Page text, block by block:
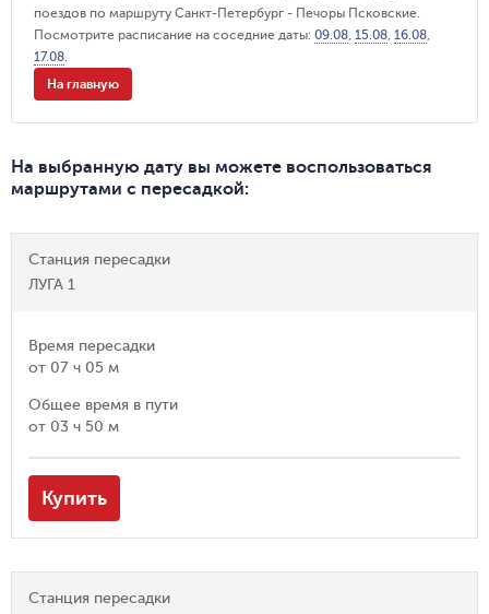
поездов по маршруту Санкт-Петербург - Печоры Псковские.
Посмотрите расписание на соседние даты: 09.08, 15.08, 16.08,
17.08.
На главную
На выбранную дату вы можете воспользоваться
маршрутами с пересадкой:
Станция пересадки
ЛУГА 1
Время пересадки
от 07 ч 05 м
Общее время в пути
от 03 ч 50 м
Купить
Станция пересадки